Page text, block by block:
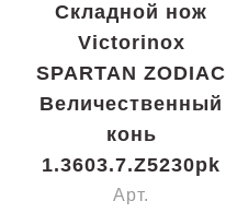
Складной нож
Victorinox
SPARTAN ZODIAC
Величественный
конь
1.3603.7.Z5230pk
Арт.